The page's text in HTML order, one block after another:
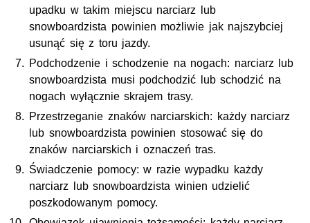
upadku w takim miejscu narciarz lub
snowboardzista powinien możliwie jak najszybciej
usunąć się z toru jazdy.
Podchodzenie i schodzenie na nogach: narciarz lub
snowboardzista musi podchodzić lub schodzić na
nogach wyłącznie skrajem trasy.
Przestrzeganie znaków narciarskich: każdy narciarz
lub snowboardzista powinien stosować się do
znaków narciarskich i oznaczeń tras.
Świadczenie pomocy: w razie wypadku każdy
narciarz lub snowboardzista winien udzielić
poszkodowanym pomocy.